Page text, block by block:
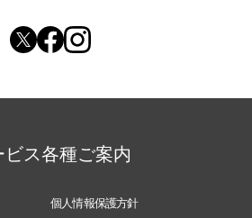
ビス各種ご案内
個人情報保護方針